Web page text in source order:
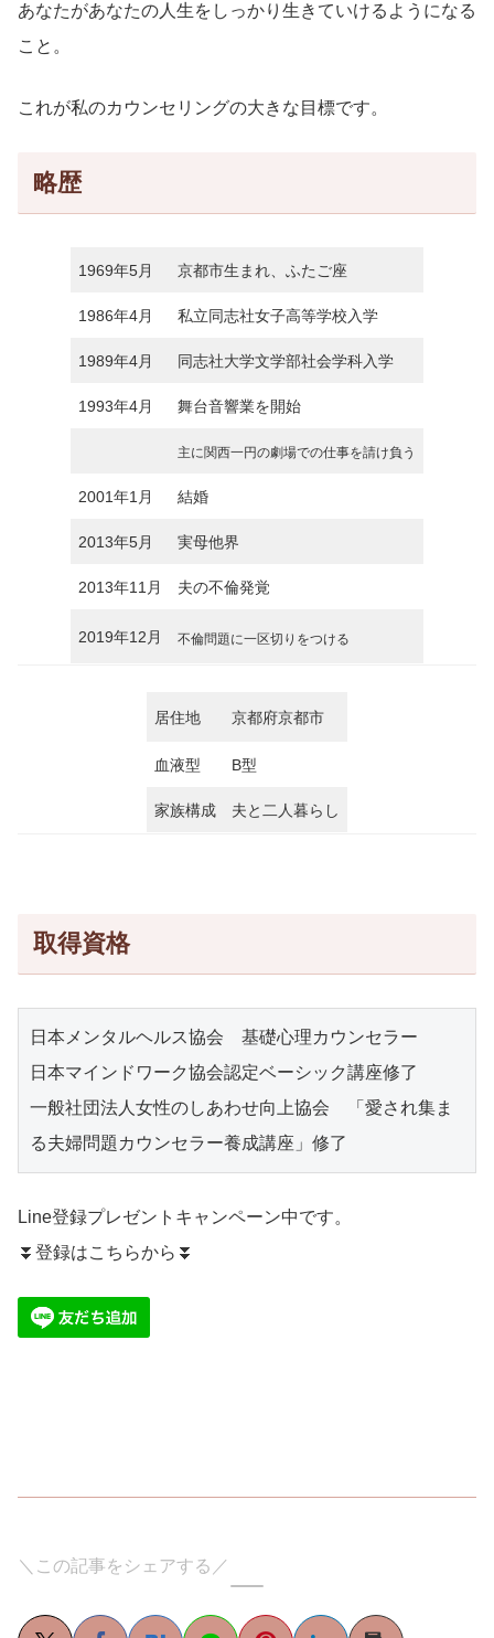
あなたがあなたの人生をしっかり生きていけるようになる
こと。
これが私のカウンセリングの大きな目標です。
略歴
1969年5月 京都市生まれ、ふたご座
1986年4月 私立同志社女子高等学校入学
1989年4月 同志社大学文学部社会学科入学
1993年4月 舞台音響業を開始
主に関西一円の劇場での仕事を請け負う
2001年1月 結婚
2013年5月 実母他界
2013年11月 夫の不倫発覚
2019年12月 不倫問題に一区切りをつける
居住地 京都府京都市
血液型 B型
家族構成 夫と二人暮らし
取得資格
日本メンタルヘルス協会　基礎心理カウンセラー
日本マインドワーク協会認定ベーシック講座修了
一般社団法人女性のしあわせ向上協会　「愛され集ま
る夫婦問題カウンセラー養成講座」修了
Line登録プレゼントキャンペーン中です。
⏬登録はこちらから⏬
＼この記事をシェアする／